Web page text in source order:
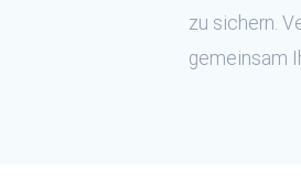
zu sichern.
gemeinsam